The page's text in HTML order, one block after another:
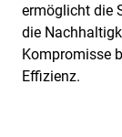
ermöglicht die
die
Kompromisse
Effizienz.